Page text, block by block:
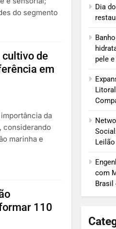
do segmento
cultivo de
em
da
considerando
marinha e
110
Dia
pele
com
Brasil